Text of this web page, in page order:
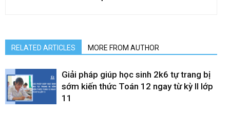
RELATED ARTICLES MORE FROM AUTHOR
Giải pháp giúp học sinh 2k6 tự trang bị
sớm kiến thức Toán 12 ngay từ kỳ II lớp
11